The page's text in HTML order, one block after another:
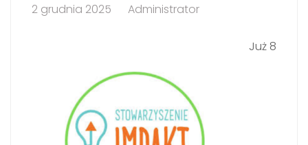
2 grudnia 2025 Administrator
Już 8